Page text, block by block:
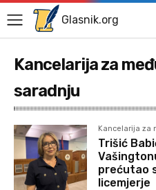
Glasnik.org
Kancelarija za
saradnju
Kancelarija za
Trišić
prećutao
licemjerje